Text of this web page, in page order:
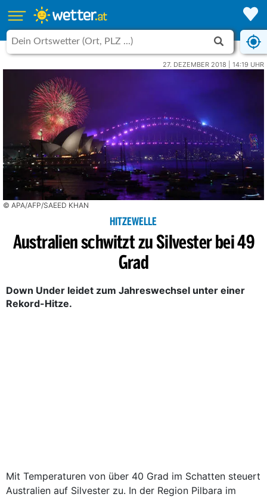
27. DEZEMBER 2018 | 14:19 UHR
© APA/AFP/SAEED KHAN
HITZEWELLE
Australien schwitzt zu Silvester bei 49
Grad
Down Under leidet zum Jahreswechsel unter einer
Rekord-Hitze.
Mit Temperaturen von über 40 Grad im Schatten steuert
Australien auf Silvester zu. In der Region Pilbara im